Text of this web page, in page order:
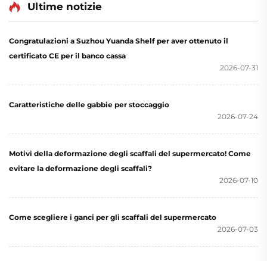
Ultime notizie
Congratulazioni a Suzhou Yuanda Shelf per aver ottenuto il
certificato CE per il banco cassa
2026-07-31
Caratteristiche delle gabbie per stoccaggio
2026-07-24
Motivi della deformazione degli scaffali del supermercato! Come
evitare la deformazione degli scaffali?
2026-07-10
Come scegliere i ganci per gli scaffali del supermercato
2026-07-03